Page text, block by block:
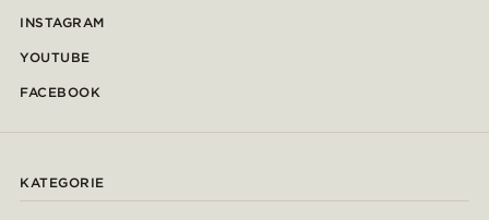
INSTAGRAM
YOUTUBE
FACEBOOK
KATEGORIE